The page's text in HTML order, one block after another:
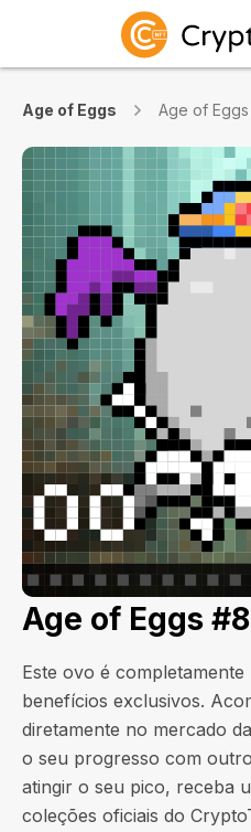
Age of Eggs Age of
Age of Eggs
Este ovo é
benefícios exclusivos.
diretamente no mercado
o seu progresso com
atingir o seu pico, receba
coleções oficiais do